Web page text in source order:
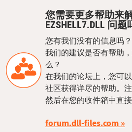
您需要更多帮助来
EZSHELL7.DLL 问题
您有我们没有的信息吗？
我们的建议是否有帮助
么？
在我们的论坛上，您可
社区获得详尽的帮助。
然后在您的收件箱中直接
forum.dll-files.com